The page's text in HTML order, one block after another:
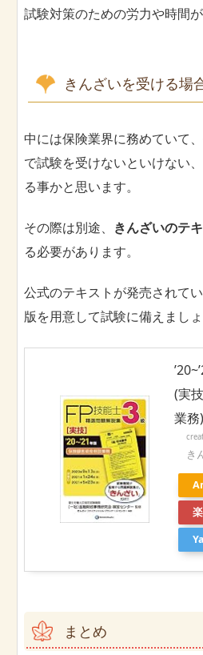
試験対策のための労力や時間が
きんざいを受ける場
中には保険業界に務めていて
で試験を受けないといけない
る事かと思います。
その際は別途、 きんざいのテ
る必要があります。
公式のテキストが発売されて
版を用意して試験に備えましょ
(実
業
き
まとめ